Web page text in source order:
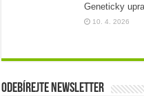
Geneticky
10. 4. 2026
Odebírejte newsletter